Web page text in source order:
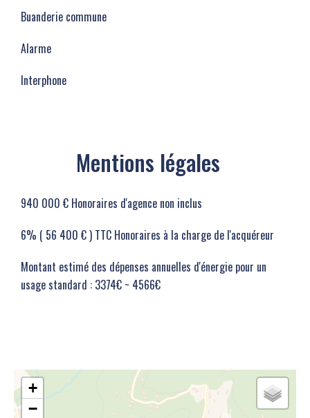
Buanderie commune
Alarme
Interphone
Mentions légales
940 000 € Honoraires d'agence non inclus
6% ( 56 400 € ) TTC Honoraires à la charge de l'acquéreur
Montant estimé des dépenses annuelles d'énergie pour un
usage standard : 3374€ ~ 4566€
+
−